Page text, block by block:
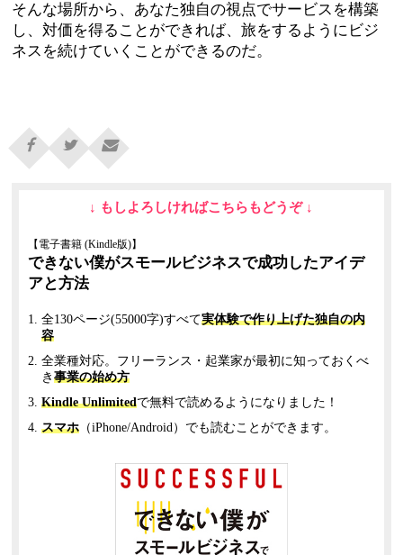
そんな場所から、あなた独自の視点でサービスを構築
し、対価を得ることができれば、旅をするようにビジ
ネスを続けていくことができるのだ。
↓ もしよろしければこちらもどうぞ ↓
【電子書籍 (Kindle版)】
できない僕がスモールビジネスで成功したアイデ
アと方法
全130ページ(55000字)すべて実体験で作り上げた独自の内
容
全業種対応。フリーランス・起業家が最初に知っておくべ
き事業の始め方
Kindle Unlimitedで無料で読めるようになりました！
スマホ （iPhone/Android）でも読むことができます。